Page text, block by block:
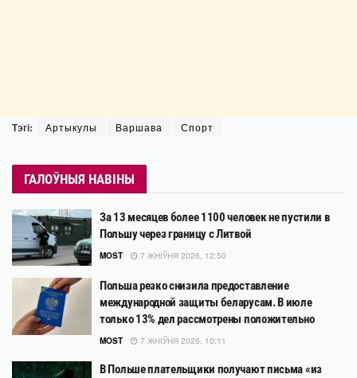
Тэгі: Артыкулы Варшава Спорт
ГАЛОЎНЫЯ НАВІНЫ
За 13 месяцев более 1100 человек не пустили в
Польшу через границу с Литвой
MOST 7 ЖНІЎНЯ 2026, 12:50
Польша резко снизила предоставление
международной защиты беларусам. В июле
только 13% дел рассмотрены положительно
MOST 7 ЖНІЎНЯ 2026, 10:11
В Польше плательщики получают письма «из